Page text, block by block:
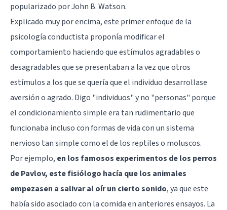
popularizado porJohn B. Watson.
Explicado muy por encima, este primer enfoque de la
psicología conductista proponía modificar el
comportamiento haciendo que estímulos agradables o
desagradables que se presentaban a la vez que otros
estímulos a los que se quería que el individuo desarrollase
aversión o agrado. Digo "individuos" y no "personas" porque
el condicionamiento simple era tan rudimentario que
funcionaba incluso con formas de vida con un sistema
nervioso tan simple como el de los reptiles o moluscos.
Por ejemplo, en los famosos experimentos de los perros
de Pavlov, este fisiólogo hacía que los animales
empezasen a salivar al oír un cierto sonido, ya que este
había sido asociado con la comida en anteriores ensayos. La